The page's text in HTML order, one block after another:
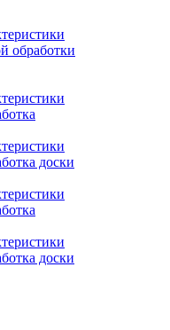
обработки
доски
доски